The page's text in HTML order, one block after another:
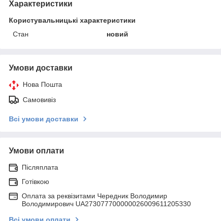
Характеристики
Користувальницькі характеристики
Стан
новий
Умови доставки
Нова Пошта
Самовивіз
Всі умови доставки
Умови оплати
Післяплата
Готівкою
Оплата за реквізитами Чередник Володимир
Володимирович UA273077700000026009611205330
Всі умови оплати